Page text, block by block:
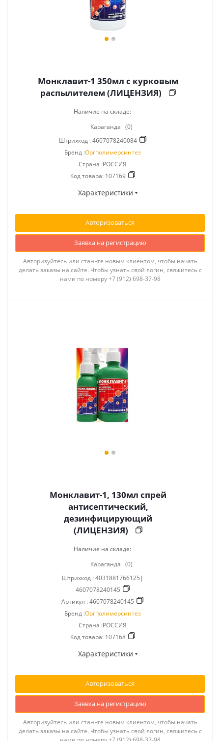
Монклавит-1 350мл с курковым
распылителем (ЛИЦЕНЗИЯ)
Штрихкод :4607078240084
Бренд :Оргполимерсинтез
Страна :РОССИЯ
Код товара: 107169
Наличие на складе:
Караганда (0)
Характеристики
Авторизоваться
Заявка на регистрацию
Авторизуйтесь или станьте новым клиентом, чтобы начать
делать заказы на сайте. Чтобы узнать свой логин, свяжитесь с
нами по номеру +7 (912) 698-37-98
Монклавит-1, 130мл спрей
антисептический,
дезинфицирующий
(ЛИЦЕНЗИЯ)
Штрихкод :4031881766125|
4607078240145
Артикул :4607078240145
Бренд :Оргполимерсинтез
Страна :РОССИЯ
Код товара: 107168
Наличие на складе:
Караганда (0)
Характеристики
Авторизоваться
Заявка на регистрацию
Авторизуйтесь или станьте новым клиентом, чтобы начать
делать заказы на сайте. Чтобы узнать свой логин, свяжитесь с